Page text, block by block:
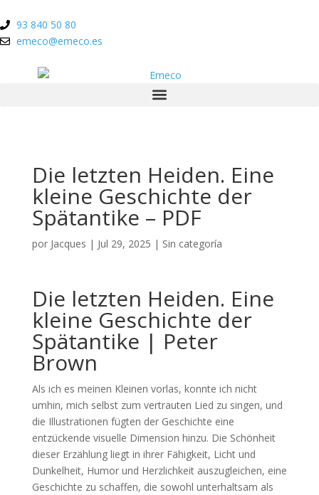
93 840 50 80
emeco@emeco.es
Die letzten Heiden. Eine
kleine Geschichte der
Spätantike – PDF
por Jacques | Jul 29, 2025 | Sin categoría
Die letzten Heiden. Eine
kleine Geschichte der
Spätantike | Peter
Brown
Als ich es meinen Kleinen vorlas, konnte ich nicht
umhin, mich selbst zum vertrauten Lied zu singen, und
die Illustrationen fügten der Geschichte eine
entzückende visuelle Dimension hinzu. Die Schönheit
dieser Erzählung liegt in ihrer Fähigkeit, Licht und
Dunkelheit, Humor und Herzlichkeit auszugleichen, eine
Geschichte zu schaffen, die sowohl unterhaltsam als